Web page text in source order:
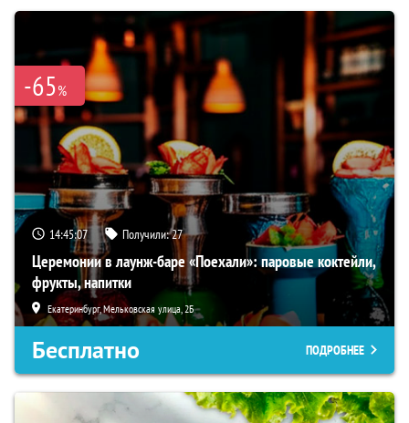
-65%
14:45:06 Получили:27
Церемонии в лаунж-баре «Поехали»: паровые коктейли,
фрукты, напитки
Екатеринбург, Мельковская улица, 2Б
Бесплатно ПОДРОБНЕЕ